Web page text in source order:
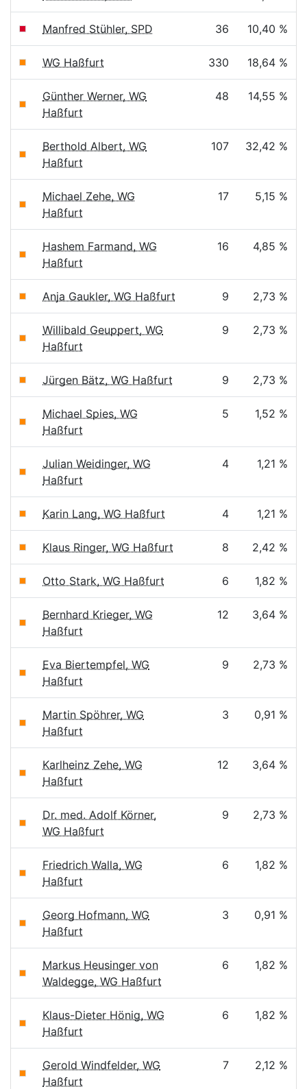
Manfred Stühler, SPD 36 10,40 %
WG Haßfurt 330 18,64 %
Günther Werner, WG
Haßfurt
48 14,55 %
Berthold Albert, WG
Haßfurt
107 32,42 %
Michael Zehe, WG
Haßfurt
17 5,15 %
Hashem Farmand, WG
Haßfurt
16 4,85 %
Anja Gaukler, WG Haßfurt 9 2,73 %
Willibald Geuppert, WG
Haßfurt
9 2,73 %
Jürgen Bätz, WG Haßfurt 9 2,73 %
Michael Spies, WG
Haßfurt
5 1,52 %
Julian Weidinger, WG
Haßfurt
4 1,21 %
Karin Lang, WG Haßfurt 4 1,21 %
Klaus Ringer, WG Haßfurt 8 2,42 %
Otto Stark, WG Haßfurt 6 1,82 %
Bernhard Krieger, WG
Haßfurt
12 3,64 %
Eva Biertempfel, WG
Haßfurt
9 2,73 %
Martin Spöhrer, WG
Haßfurt
3 0,91 %
Karlheinz Zehe, WG
Haßfurt
12 3,64 %
Dr. med. Adolf Körner,
WG Haßfurt
9 2,73 %
Friedrich Walla, WG
Haßfurt
6 1,82 %
Georg Hofmann, WG
Haßfurt
3 0,91 %
Markus Heusinger von
Waldegge, WG Haßfurt
6 1,82 %
Klaus-Dieter Hönig, WG
Haßfurt
6 1,82 %
Gerold Windfelder, WG
Haßfurt
7 2,12 %